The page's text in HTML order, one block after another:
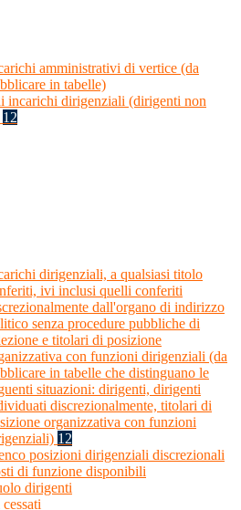
amministrativi di vertice (da
in tabelle)
incarichi dirigenziali (dirigenti non
12
dirigenziali, a qualsiasi titolo
ivi inclusi quelli conferiti
dall'organo di indirizzo
senza procedure pubbliche di
e titolari di posizione
con funzioni dirigenziali (da
in tabelle che distinguano le
situazioni: dirigenti, dirigenti
discrezionalmente, titolari di
organizzativa con funzioni
12
posizioni dirigenziali discrezionali
di funzione disponibili
dirigenti